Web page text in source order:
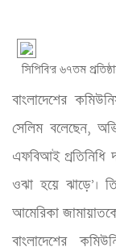
সিপিবি'র ৬৭তম
বাংলাদেশের
সেলিম বলেছেন,
এফবিআই প্রতিনিধি
ওঝা হয়ে ঝাড়ে’।
আমেরিকা
বাংলাদেশের